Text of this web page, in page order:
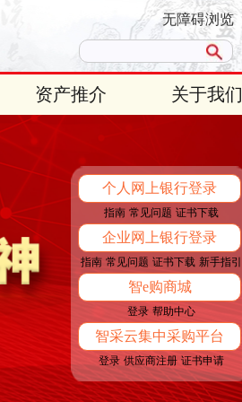
无障碍浏览
资产推介 关于我们
个人网上银行登录
指南 常见问题 证书下载
企业网上银行登录
指南 常见问题 证书下载 新手指引
智e购商城
登录 帮助中心
智采云集中采购平台
登录 供应商注册 证书申请